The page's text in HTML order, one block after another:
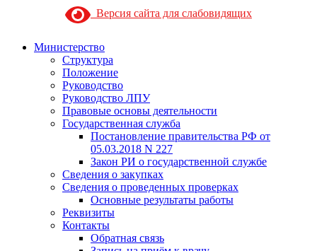
Версия сайта для слабовидящих
Министерство
Структура
Положение
Руководство
Руководство ЛПУ
Правовые основы деятельности
Государственная служба
Постановление правительства РФ от
05.03.2018 N 227
Закон РИ о государственной службе
Сведения о закупках
Сведения о проведенных проверках
Основные результаты работы
Реквизиты
Контакты
Обратная связь